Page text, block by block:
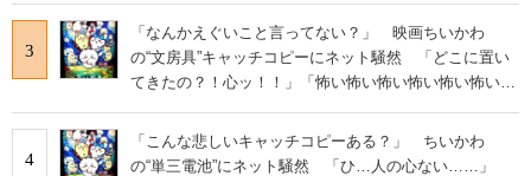
3
「なんかえぐいこと言ってない？」 映画ちいかわ
の“文房具”キャッチコピーにネット騒然 「どこに置い
てきたの？！心ッ！！」「怖い怖い怖い怖い怖い怖い怖
4
「こんな悲しいキャッチコピーある？」 ちいかわ
の“単三電池”にネット騒然 「ひ…人の心ない……」